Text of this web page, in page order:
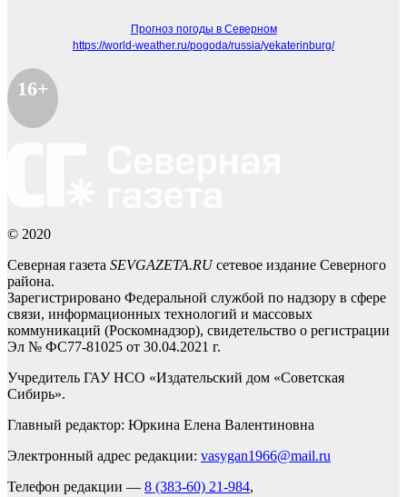
Прогноз погоды в Северном
https://world-weather.ru/pogoda/russia/yekaterinburg/
16+
© 2020
Северная газета SEVGAZETA.RUсетевое издание Северного
района.
Зарегистрировано Федеральной службой по надзору в сфере
связи, информационных технологий и массовых
коммуникаций (Роскомнадзор), свидетельство о регистрации
Эл № ФС77-81025 от 30.04.2021 г.
Учредитель ГАУ НСО «Издательский дом «Советская
Сибирь».
Главный редактор: Юркина Елена Валентиновна
Электронный адрес редакции: vasygan1966@mail.ru
Телефон редакции — 8 (383-60) 21-984,